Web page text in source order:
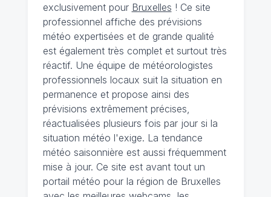
exclusivement pour Bruxelles ! Ce site
professionnel affiche des prévisions
météo expertisées et de grande qualité
est également très complet et surtout très
réactif. Une équipe de météorologistes
professionnels locaux suit la situation en
permanence et propose ainsi des
prévisions extrêmement précises,
réactualisées plusieurs fois par jour si la
situation météo l'exige. La tendance
météo saisonnière est aussi fréquemment
mise à jour. Ce site est avant tout un
portail météo pour la région de Bruxelles